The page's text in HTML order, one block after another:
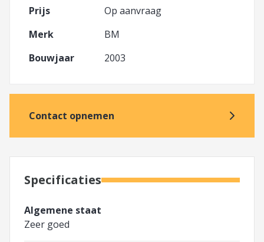
Prijs
Op aanvraag
Merk
BM
Bouwjaar
2003
Contact opnemen
Specificaties
Algemene staat
Zeer goed